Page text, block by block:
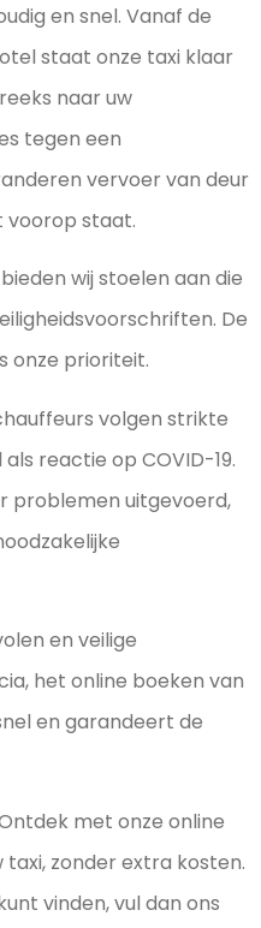
en snel. Vanaf de
staat onze taxi klaar
naar uw
tegen een
vervoer van deur
voorop staat.
wij stoelen aan die
De
onze prioriteit.
volgen strikte
reactie op COVID-19.
problemen uitgevoerd,
en veilige
het online boeken van
en garandeert de
met onze online
zonder extra kosten.
vinden, vul dan ons